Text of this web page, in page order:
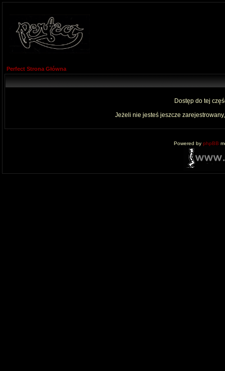
Perfect Strona Główna
Dostęp do tej
Jeżeli nie jesteś jeszcze
Powered by phpBB